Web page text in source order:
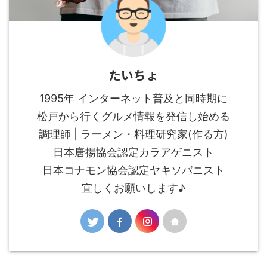
たいちょ
1995年 インターネット普及と同時期に
松戸から行くグルメ情報を発信し始める
調理師 | ラーメン・料理研究家(作る方)
日本唐揚協会認定カラアゲニスト
日本コナモン協会認定ヤキソバニスト
宜しくお願いします♪